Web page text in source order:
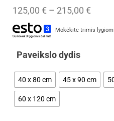
125,00 € – 215,00 €
Mokėkite trimis
Paveikslo dydis
40 x 80 cm 45 x 90 cm
60 x 120 cm